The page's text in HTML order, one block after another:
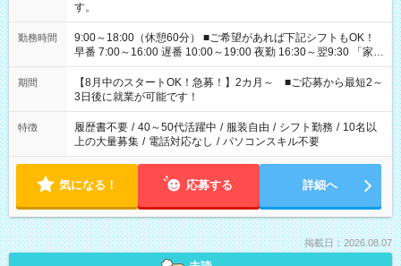
す。
勤務時間
9:00～18:00（休憩60分） ■ご希望があれば下記シフトもOK！
早番 7:00～16:00 遅番 10:00～19:00 夜勤 16:30～翌9:30 「家族
と休みを合わせたい」 「余裕を持って夕飯の準備がしたい」
「できれば残業はしたくない」 など、ご希望を教えてください
ね。 ※Wワーク希望の方へ 今ご覧のお仕事で希望する勤務時間
と、もう1つのお仕事の勤務時間。 合計で週40時間を超える場
合は応募できません。
期間
【8月中のスタートOK！急募！】2カ月～ ■ご応募から最短2～
3日後に就業が可能です！
特徴 履歴書不要 / 40～50代活躍中 / 服装自由 / シフト勤務 / 10名以
上の大量募集 / 電話対応なし / パソコンスキル不要
気になる！ 応募する 詳細へ
掲載日：2026.08.07